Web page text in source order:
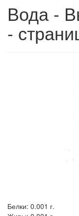
Вода -
-
Белки: 0.001 г.